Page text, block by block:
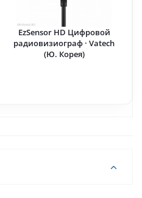
EzSensor HD Цифровой
радиовизиограф · Vatech
(Ю. Корея)